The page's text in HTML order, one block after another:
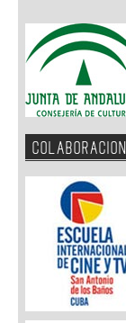
COLABORACION